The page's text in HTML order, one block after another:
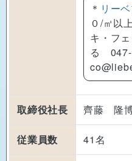
＊ リー
０/㎡以
キ・フ
る
取締役社長 齊藤 隆
従業員数 41名